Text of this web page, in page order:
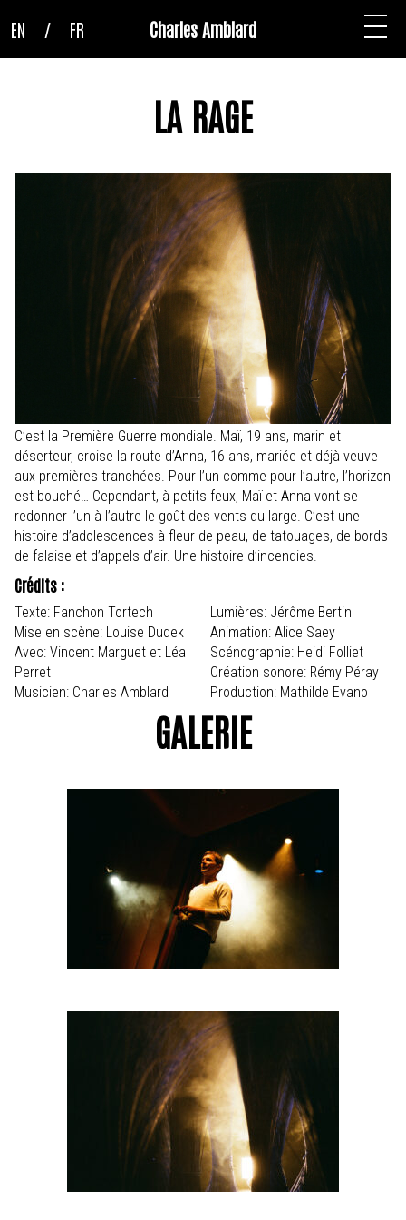
Charles Amblard
EN / FR
LA RAGE
C’est la Première Guerre mondiale. Maï, 19 ans, marin et
déserteur, croise la route d’Anna, 16 ans, mariée et déjà veuve
aux premières tranchées. Pour l’un comme pour l’autre, l’horizon
est bouché… Cependant, à petits feux, Maï et Anna vont se
redonner l’un à l’autre le goût des vents du large. C’est une
histoire d’adolescences à fleur de peau, de tatouages, de bords
de falaise et d’appels d’air. Une histoire d’incendies.
Crédits :
Texte: Fanchon Tortech
Mise en scène: Louise Dudek
Avec: Vincent Marguet et Léa
Perret
Musicien: Charles Amblard
Lumières: Jérôme Bertin
Animation: Alice Saey
Scénographie: Heidi Folliet
Création sonore: Rémy Péray
Production: Mathilde Evano
GALERIE